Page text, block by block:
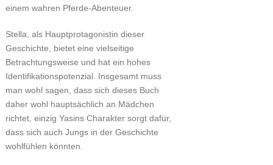
einem wahren Pferde-Abenteuer.
Stella, als Hauptprotagonistin dieser
Geschichte, bietet eine vielseitige
Betrachtungsweise und hat ein hohes
Identifikationspotenzial. Insgesamt muss
man wohl sagen, dass sich dieses Buch
daher wohl hauptsächlich an Mädchen
richtet, einzig Yasins Charakter sorgt dafür,
dass sich auch Jungs in der Geschichte
wohlfühlen könnten.